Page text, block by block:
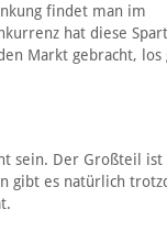
findet man im
hat diese
Markt gebracht,
sein. Der Großteil ist
gibt es natürlich